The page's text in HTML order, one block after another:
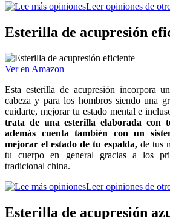
Leer opiniones de
Esterilla de acupresión
Ver en Amazon
Esta esterilla de acupresión incorpora
cabeza y para los hombros siendo una
cuidarte, mejorar tu estado mental e
trata de una esterilla elaborada con
además cuenta también con un
mejorar el estado de tu espalda, de tus
tu cuerpo en general gracias a los
tradicional china.
Leer opiniones de
Esterilla de acupresión